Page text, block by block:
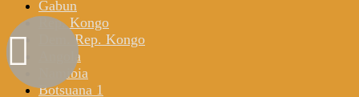
Gabun
Rep. Kongo
Dem. Rep. Kongo
Angola
Namibia
Botsuana 1